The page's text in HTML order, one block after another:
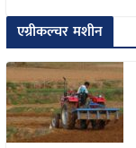
एग्रीकल्चर मशीन